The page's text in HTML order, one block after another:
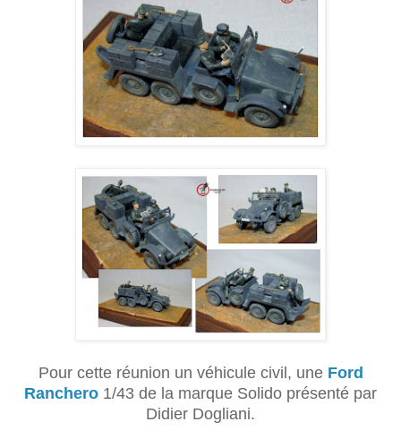
Pour cette réunion un véhicule civil, une Ford
Ranchero 1/43 de la marque Solido présenté par
Didier Dogliani.